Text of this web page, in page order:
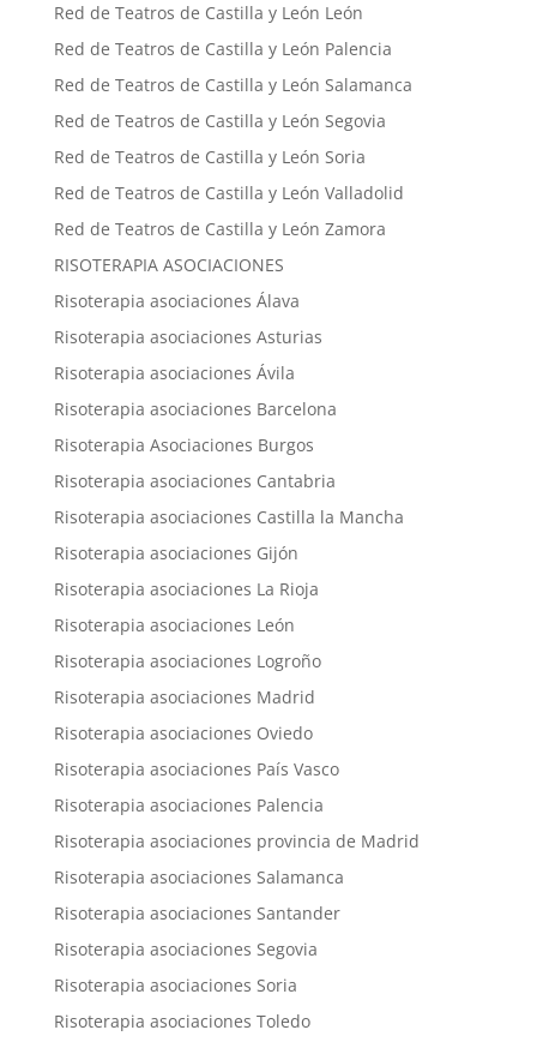
Red de Teatros de Castilla y León León
Red de Teatros de Castilla y León Palencia
Red de Teatros de Castilla y León Salamanca
Red de Teatros de Castilla y León Segovia
Red de Teatros de Castilla y León Soria
Red de Teatros de Castilla y León Valladolid
Red de Teatros de Castilla y León Zamora
RISOTERAPIA ASOCIACIONES
Risoterapia asociaciones Álava
Risoterapia asociaciones Asturias
Risoterapia asociaciones Ávila
Risoterapia asociaciones Barcelona
Risoterapia Asociaciones Burgos
Risoterapia asociaciones Cantabria
Risoterapia asociaciones Castilla la Mancha
Risoterapia asociaciones Gijón
Risoterapia asociaciones La Rioja
Risoterapia asociaciones León
Risoterapia asociaciones Logroño
Risoterapia asociaciones Madrid
Risoterapia asociaciones Oviedo
Risoterapia asociaciones País Vasco
Risoterapia asociaciones Palencia
Risoterapia asociaciones provincia de Madrid
Risoterapia asociaciones Salamanca
Risoterapia asociaciones Santander
Risoterapia asociaciones Segovia
Risoterapia asociaciones Soria
Risoterapia asociaciones Toledo